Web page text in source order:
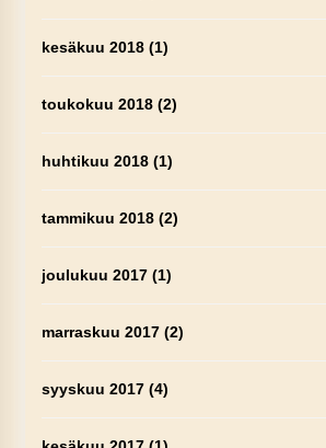
kesäkuu 2018(1)
toukokuu 2018(2)
huhtikuu 2018(1)
tammikuu 2018(2)
joulukuu 2017(1)
marraskuu 2017(2)
syyskuu 2017(4)